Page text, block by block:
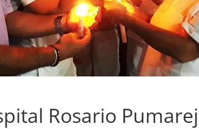
Rosario